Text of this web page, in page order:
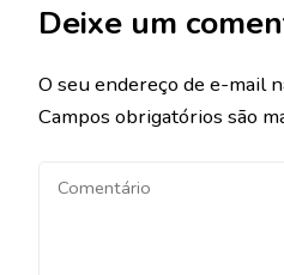
Deixe um
O seu endereço de e-mail
Campos obrigatórios são